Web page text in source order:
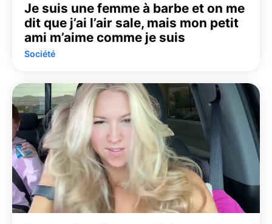
Je suis une femme à barbe et on me
dit que j’ai l’air sale, mais mon petit
ami m’aime comme je suis
Société